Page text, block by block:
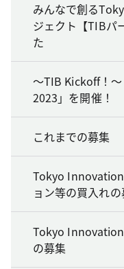
みんなで創る
ジェクト【TIBパ
た
～TIB Kickoff！
2023」を開催！
これまでの募集
Tokyo Innovation
ョン等の買入れ
Tokyo Innovation
の募集